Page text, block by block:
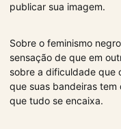
publicar sua imagem.
Sobre o feminismo
sensação de que em
sobre a dificuldade que
que suas bandeiras tem
que tudo se encaixa.